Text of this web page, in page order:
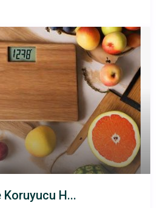
Koruyucu H...